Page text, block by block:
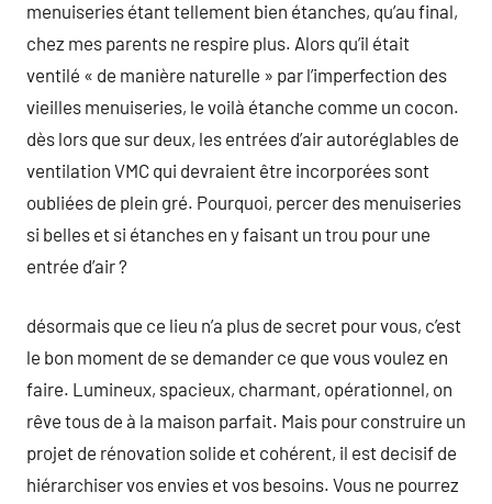
menuiseries étant tellement bien étanches, qu’au final,
chez mes parents ne respire plus. Alors qu’il était
ventilé « de manière naturelle » par l’imperfection des
vieilles menuiseries, le voilà étanche comme un cocon.
dès lors que sur deux, les entrées d’air autoréglables de
ventilation VMC qui devraient être incorporées sont
oubliées de plein gré. Pourquoi, percer des menuiseries
si belles et si étanches en y faisant un trou pour une
entrée d’air ?
désormais que ce lieu n’a plus de secret pour vous, c’est
le bon moment de se demander ce que vous voulez en
faire. Lumineux, spacieux, charmant, opérationnel, on
rêve tous de à la maison parfait. Mais pour construire un
projet de rénovation solide et cohérent, il est decisif de
hiérarchiser vos envies et vos besoins. Vous ne pourrez